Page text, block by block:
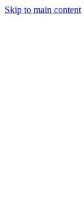
Skip to main content